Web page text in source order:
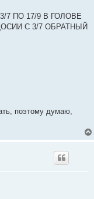
ПО 17/9 В ГОЛОВЕ
С 3/7 ОБРАТНЫЙ
поэтому думаю,